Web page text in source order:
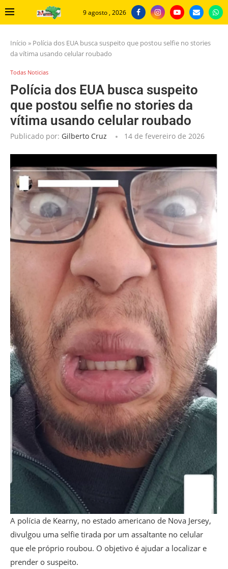
9 agosto , 2026
Início » Polícia dos EUA busca suspeito que postou selfie no stories
da vítima usando celular roubado
Todas Noticias
Polícia dos EUA busca suspeito
que postou selfie no stories da
vítima usando celular roubado
Publicado por: Gilberto Cruz 14 de fevereiro de 2026
A polícia de Kearny, no estado americano de Nova Jersey,
divulgou uma selfie tirada por um assaltante no celular
que ele próprio roubou. O objetivo é ajudar a localizar e
prender o suspeito.